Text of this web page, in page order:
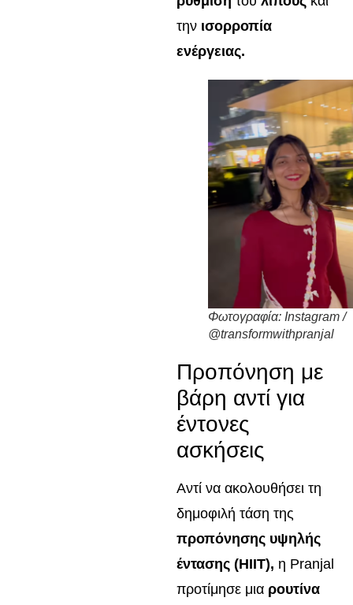
την ισορροπία
ενέργειας.
Φωτογραφία: Instagram /
@transformwithpranjal
Προπόνηση με
βάρη αντί για
έντονες
ασκήσεις
Αντί να ακολουθήσει τη
δημοφιλή τάση της
προπόνησης υψηλής
έντασης (HIIT), η Pranjal
προτίμησε μια ρουτίνα